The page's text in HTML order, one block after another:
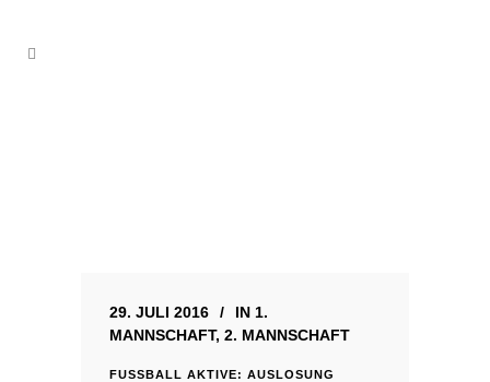
29. JULI 2016 IN 1.
MANNSCHAFT, 2. MANNSCHAFT
FUSSBALL AKTIVE: AUSLOSUNG B